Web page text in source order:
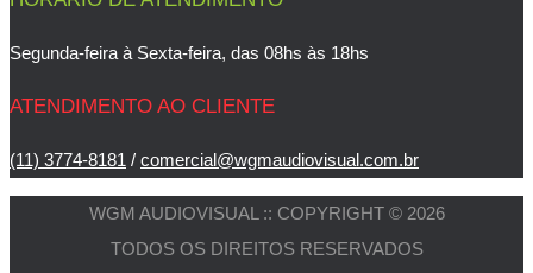
Segunda-feira à Sexta-feira, das 08hs às 18hs
ATENDIMENTO AO CLIENTE
(11) 3774-8181 / comercial@wgmaudiovisual.com.br
WGM AUDIOVISUAL :: COPYRIGHT © 2026
TODOS OS DIREITOS RESERVADOS